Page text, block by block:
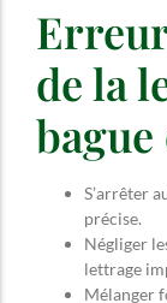
de la
S’arrêter
précise.
Négliger
lettrage
Mélanger